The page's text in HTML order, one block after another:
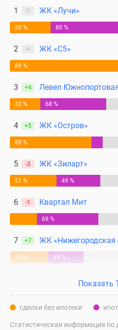
1 0 ЖК «Лучи»
20 % 80 %
2 Н ЖК «С5»
88 %
3 +4 Левел
32 % 68 %
4 +5 ЖК «Остров»
88 %
5 -3 ЖК «Зиларт»
51 % 49 %
6 -1 Квартал Мит
69 %
7 +7 ЖК «Нижегородская
52 % 48 %
Показать
сделки без ипотеки
Статистическая информация